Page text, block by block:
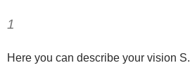
1
Here you can describe your vision S.